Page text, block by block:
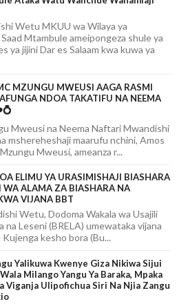
Wetu MKUU wa Wilaya ya
Mtambule ameipongeza shule ya
ya jijini Dar es Salaam kwa kuwa ya
MZUNGU MWEUSI AAGA RASMI
NDOA TAKATIFU NA NEEMA
Mweusi na Neema Naftari Mwandishi
mshereheshaji maarufu nchini, Amos
Mweusi, ameanza r...
ELIMU YA URASIMISHAJI BIASHARA
WA ALAMA ZA BIASHARA NA
VIJANA BBT
Wetu, Dodoma Wakala wa Usajili
na Leseni (BRELA) umewataka vijana
kesho bora (Bu...
Yalikuwa Kwenye Giza Nikiwa Sijui
Milango Yangu Ya Baraka, Mpaka
Viganja Ulipofichua Siri Na Njia Zangu